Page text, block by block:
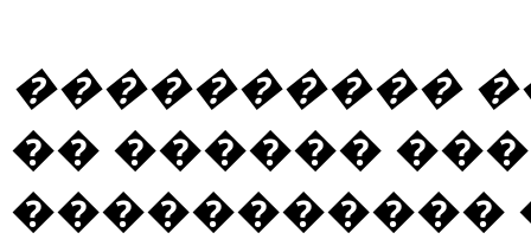
����������
�� ������
�����������